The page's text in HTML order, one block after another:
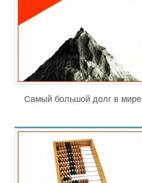
Самый большой долг в мире